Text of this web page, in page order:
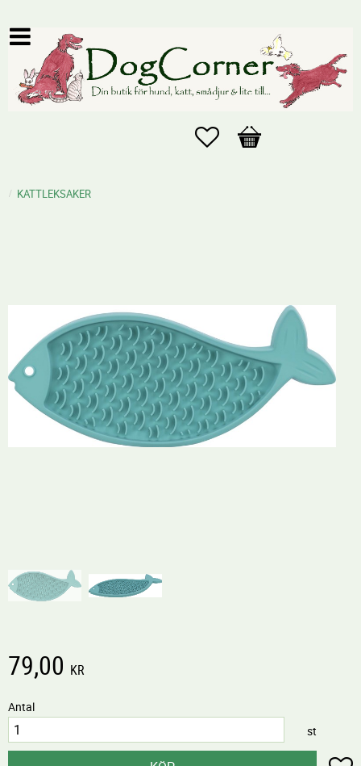
Favoriter
Kundvagn
KATTLEKSAKER
79,00 KR
Antal
st